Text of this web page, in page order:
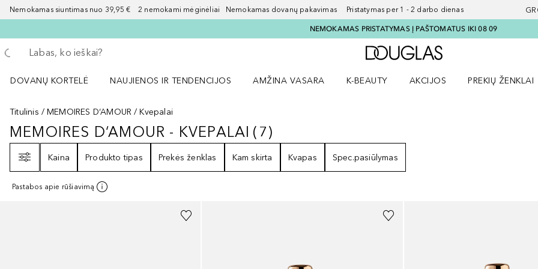
Nemokamas siuntimas nuo 39,95 € 2 nemokami mėginėliai Nemokamas dovanų pakavimas Pristatymas per 1 - 2 darbo dienas
NEMOKAMAS PRISTATYMAS Į PAŠTOMATUS IKI 08 09
Grįžk atgal
Vykdykite paiešką
Į Douglas pagrindinį
DOVANŲ KORTELĖ
NAUJIENOS IR TENDENCIJOS
AMŽINA VASARA
K-BEAUTY
AKCIJOS
PREKIŲ ŽENKLAI
Titulinis
MEMOIRES D‘AMOUR Kvepalai
MEMOIRES D‘AMOUR - KVEPALAI7REZULTATAI
MEMOIRES D‘AMOUR - KVEPALAI ( 7)
Kaina
Produkto tipas Prekės ženklas Kam skirta Kvapas Spec.pasiūlymas
Pastabos apie rūšiavimą